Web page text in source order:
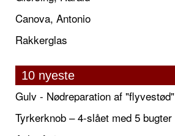
Canova, Antonio
Rakkerglas
10 nyeste
Gulv - Nødreparation af "flyvestød"
Tyrkerknob – 4-slået med 5 bugter